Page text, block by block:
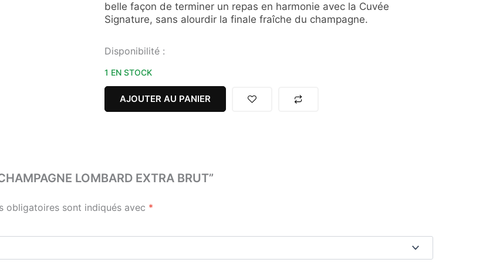
belle façon de terminer un repas en harmonie avec la Cuvée
Signature, sans alourdir la finale fraîche du champagne.
Disponibilité :
1 EN STOCK
quantité
CHAMPAGNE
EXTRAAJOUTER AU PANIER
LOMBARD EXTRA BRUT”
obligatoires sont indiqués avec *